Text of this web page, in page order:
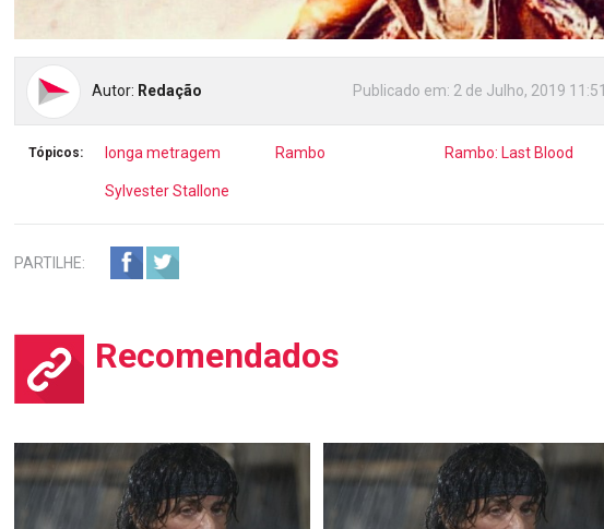
Autor: Redação Publicado em: 2 de Julho, 2019 11:51
Tópicos: longa metragem Rambo Rambo: Last Blood
Sylvester Stallone
PARTILHE:
Recomendados